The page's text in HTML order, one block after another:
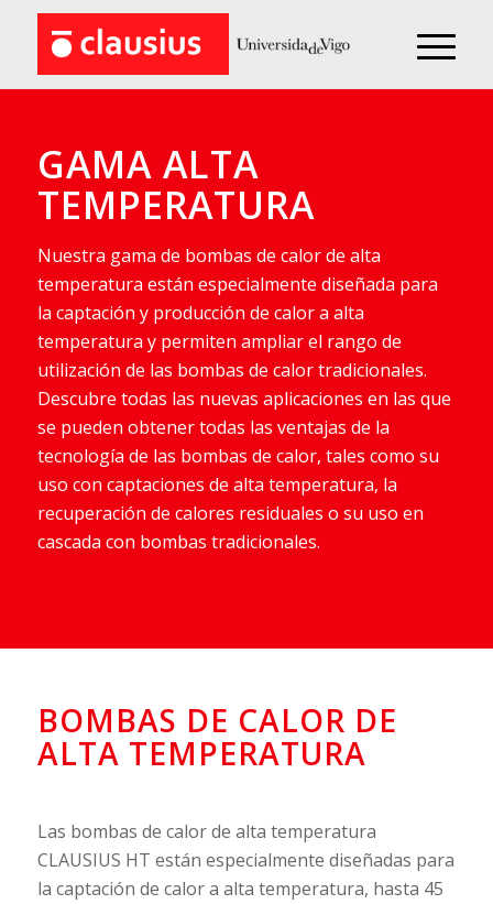
GAMA ALTA
TEMPERATURA
Nuestra gama de bombas de calor de alta
temperatura están especialmente diseñada para
la captación y producción de calor a alta
temperatura y permiten ampliar el rango de
utilización de las bombas de calor tradicionales.
Descubre todas las nuevas aplicaciones en las que
se pueden obtener todas las ventajas de la
tecnología de las bombas de calor, tales como su
uso con captaciones de alta temperatura, la
recuperación de calores residuales o su uso en
cascada con bombas tradicionales.
BOMBAS DE CALOR DE
ALTA TEMPERATURA
Las bombas de calor de alta temperatura
CLAUSIUS HT están especialmente diseñadas para
la captación de calor a alta temperatura, hasta 45